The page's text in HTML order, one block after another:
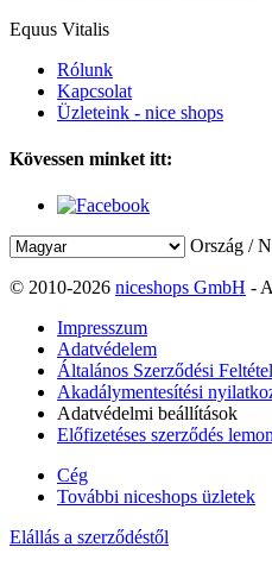
Equus Vitalis
Rólunk
Kapcsolat
Üzleteink - nice shops
Kövessen minket itt:
Ország /
© 2010-2026 niceshops GmbH -
Impresszum
Adatvédelem
Általános Szerződési
Akadálymentesítési
Adatvédelmi beállítások
Előfizetéses szerződés
Cég
További niceshops üzletek
Elállás a szerződéstől